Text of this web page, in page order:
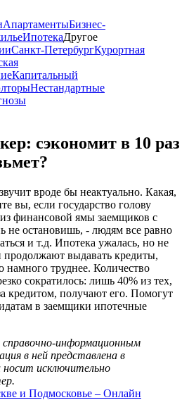
АпартаментыБизнес-
ИпотекаДругое
Санкт-ПетербургКурортная
Капитальный
Нестандартные
сэкономит в 10 раз
вроде бы неактуально. Какая,
вы, если государство голову
финансовой ямы заемщиков с
не остановишь, - людям все равно
и т.д. Ипотека ужалась, но не
продолжают выдавать кредиты,
намного труднее. Количество
сократилось: лишь 40% из тех,
кредитом, получают его. Помогут
в заемщики ипотечные
информационным
в ней представлена в
носит исключительно
и Подмосковье – Онлайн